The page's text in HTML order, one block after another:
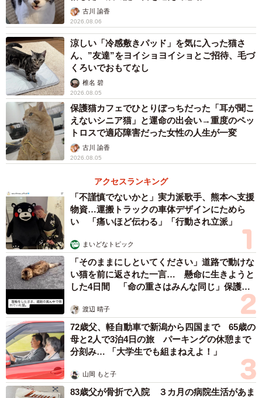
古川 諭香
2026.08.06
涼しい「冷感敷きパッド」を気に入った猫さ
ん、”友達”をヨイショヨイショとご招待、毛づ
くろいでおもてなし
椎名 碧
2026.08.05
保護猫カフェでひとりぼっちだった「耳が聞こ
えないシニア猫」と運命の出会い→重度のペッ
トロスで適応障害だった女性の人生が一変
古川 諭香
2026.08.05
アクセスランキング
「不謹慎でないかと」実力派歌手、熊本へ支援
物資…運搬トラックの車体デザインにためら
い 「痛いほど伝わる」「行動され立派」
まいどなトピック
「そのままにしといてください」道路で動けな
い猫を前に返された一言… 懸命に生きようと
した4日間 「命の重さはみんな同じ」保護団
渡辺 晴子
72歳父、軽自動車で新潟から四国まで 65歳の
母と2人で3泊4日の旅 パーキングの休憩まで
分刻み… 「大学生でも組まねえよ！」
山岡 もと子
83歳父が骨折で入院 ３カ月の病院生活があま